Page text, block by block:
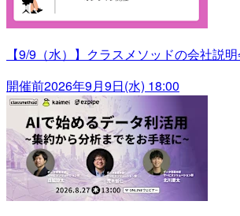
【9/9（水）】クラスメソッドの会社説
開催前2026年9月9日(水) 18:00